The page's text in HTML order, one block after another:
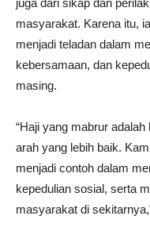
juga dari sikap dan
masyarakat. Karena itu,
menjadi teladan dalam
kebersamaan, dan
masing.
“Haji yang mabrur
arah yang lebih baik.
menjadi contoh dalam
kepedulian sosial, serta
masyarakat di